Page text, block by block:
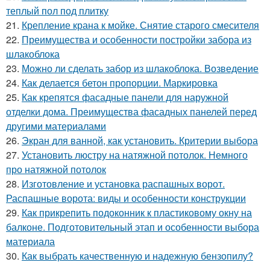
теплый пол под плитку
21. Крепление крана к мойке. Снятие старого смесителя
22. Преимущества и особенности постройки забора из
шлакоблока
23. Можно ли сделать забор из шлакоблока. Возведение
24. Как делается бетон пропорции. Маркировка
25. Как крепятся фасадные панели для наружной
отделки дома. Преимущества фасадных панелей перед
другими материалами
26. Экран для ванной, как установить. Критерии выбора
27. Установить люстру на натяжной потолок. Немного
про натяжной потолок
28. Изготовление и установка распашных ворот.
Распашные ворота: виды и особенности конструкции
29. Как прикрепить подоконник к пластиковому окну на
балконе. Подготовительный этап и особенности выбора
материала
30. Как выбрать качественную и надежную бензопилу?